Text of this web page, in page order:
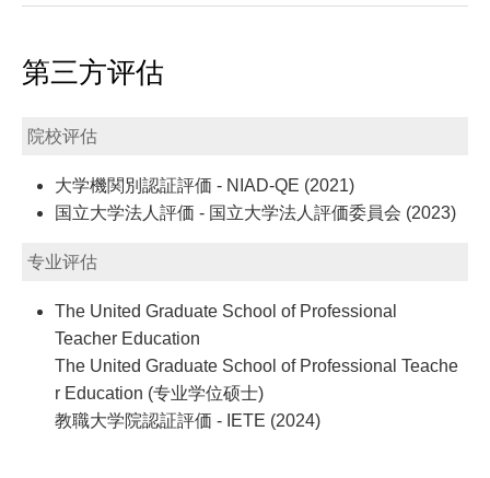
第三方评估
院校评估
大学機関別認証評価 - NIAD-QE (2021)
国立大学法人評価 - 国立大学法人評価委員会 (2023)
专业评估
The United Graduate School of Professional
Teacher Education
The United Graduate School of Professional Teache
r Education (专业学位硕士)
教職大学院認証評価 - IETE (2024)